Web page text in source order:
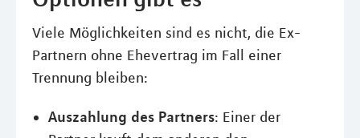
Viele Möglichkeiten sind es nicht, die Ex-
Partnern ohne Ehevertrag im Fall einer
Trennung bleiben:
Auszahlung des Partners: Einer der